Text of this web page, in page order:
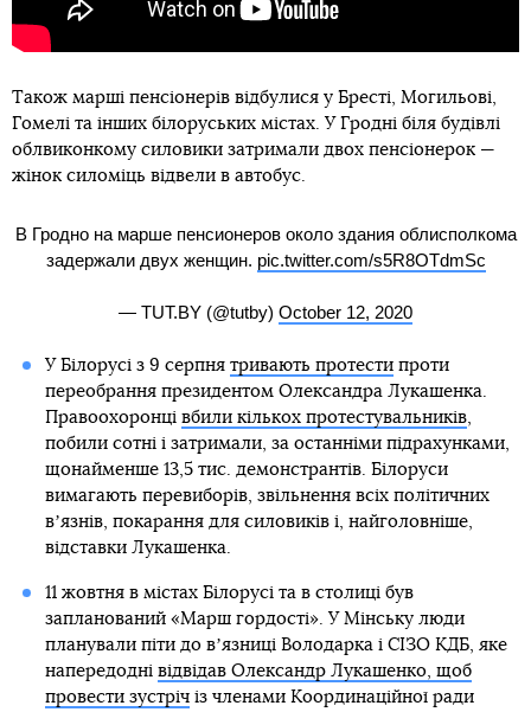
Також марші пенсіонерів відбулися у Бресті, Могильові,
Гомелі та інших білоруських містах. У Гродні біля будівлі
облвиконкому силовики затримали двох пенсіонерок —
жінок силоміць відвели в автобус.
В Гродно на марше пенсионеров около здания облисполкома
задержали двух женщин. pic.twitter.com/s5R8OTdmSc
— TUT.BY (@tutby) October 12, 2020
У Білорусі з 9 серпня тривають протестипроти
переобрання президентом Олександра Лукашенка.
Правоохоронці вбили кількох протестувальників,
побили сотні і затримали, за останніми підрахунками,
щонайменше 13,5 тис. демонстрантів. Білоруси
вимагають перевиборів, звільнення всіх політичних
вʼязнів, покарання для силовиків і, найголовніше,
відставки Лукашенка.
11 жовтня в містах Білорусі та в столиці був
запланований «Марш гордості». У Мінську люди
планували піти до вʼязниці Володарка і СІЗО КДБ, яке
напередодні відвідав Олександр Лукашенко, щоб
провести зустрічіз членами Координаційної ради